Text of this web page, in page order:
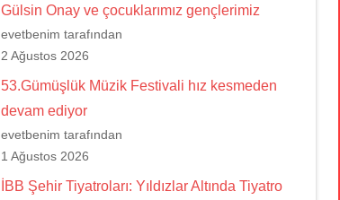
Gülsin Onay ve çocuklarımız gençlerimiz
evetbenim tarafından
2 Ağustos 2026
53.Gümüşlük Müzik Festivali hız kesmeden
devam ediyor
evetbenim tarafından
1 Ağustos 2026
İBB Şehir Tiyatroları: Yıldızlar Altında Tiyatro